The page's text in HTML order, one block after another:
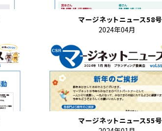
マージネットニュース58号
2024年04月
マージネットニュース55号